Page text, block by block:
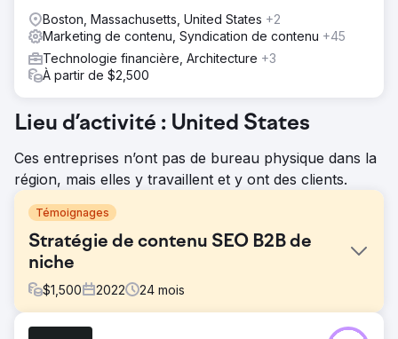
Boston, Massachusetts, United States +2
Marketing de contenu, Syndication de contenu +45
Technologie financière, Architecture +3
À partir de $2,500
Lieu d’activité : United States
Ces entreprises n’ont pas de bureau physique dans la
région, mais elles y travaillent et y ont des clients.
Témoignages
Stratégie de contenu SEO B2B de
niche
$1,500 2022 24 mois